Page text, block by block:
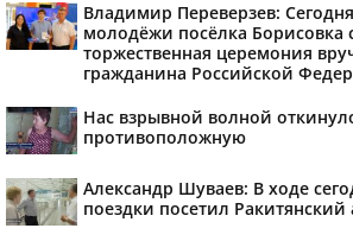
Владимир Переверзев:
молодёжи посёлка Борисовка
торжественная церемония
гражданина Российской
Нас взрывной волной
противоположную
Александр Шуваев: В ходе
поездки посетил